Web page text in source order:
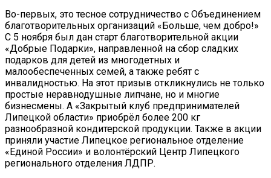
Во-первых, это тесное сотрудничество с Объединением
благотворительных организаций «Больше, чем добро!»
С 5 ноября был дан старт благотворительной акции
«Добрые Подарки», направленной на сбор сладких
подарков для детей из многодетных и
малообеспеченных семей, а также ребят с
инвалидностью. На этот призыв откликнулись не только
простые неравнодушные липчане, но и многие
бизнесмены. А «Закрытый клуб предпринимателей
Липецкой области» приобрёл более 200 кг
разнообразной кондитерской продукции. Также в акции
приняли участие Липецкое региональное отделение
«Единой России» и волонтёрский Центр Липецкого
регионального отделения ЛДПР.